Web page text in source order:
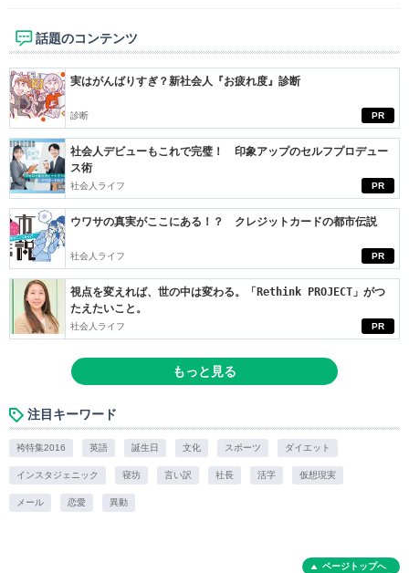
話題のコンテンツ
PR
実はがんばりすぎ？新社会人『お疲れ度』診断
診断
PR
社会人デビューもこれで完璧！ 印象アップのセルフプロデュー
ス術
社会人ライフ
PR
ウワサの真実がここにある！？ クレジットカードの都市伝説
社会人ライフ
PR
視点を変えれば、世の中は変わる。「Rethink PROJECT」がつ
たえたいこと。
社会人ライフ
もっと見る
注目キーワード
袴特集2016 英語 誕生日 文化 スポーツ ダイエット
インスタジェニック 寝坊 言い訳 社長 活字 仮想現実
メール 恋愛 異動
ページトップへ